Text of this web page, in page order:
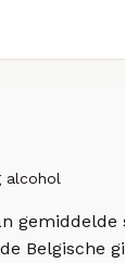
alcohol
gemiddelde
Belgische